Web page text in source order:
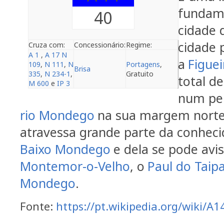
40
Cruza com: Concessionário:Regime:
A 1 , A 17 N
109, N 111 , N
335, N 234-1 ,
M 600 e IP 3
Brisa Portagens,
Gratuito
cidade
cidade
a
total
num
rio Mondego na sua margem
atravessa grande parte da
Baixo Mondego e dela se pode
Montemor-o-Velho, o Paul do
Mondego.
Fonte: https://pt.wikipedia.org/wiki/